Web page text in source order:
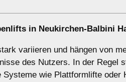
in Neukirchen-Balbini
variieren und hängen von
des Nutzers. In der Regel
wie Plattformlifte